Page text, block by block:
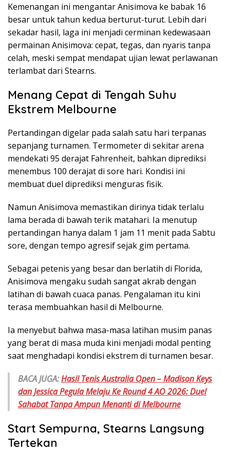
Kemenangan ini mengantar Anisimova ke babak 16
besar untuk tahun kedua berturut-turut. Lebih dari
sekadar hasil, laga ini menjadi cerminan kedewasaan
permainan Anisimova: cepat, tegas, dan nyaris tanpa
celah, meski sempat mendapat ujian lewat perlawanan
terlambat dari Stearns.
Menang Cepat di Tengah Suhu
Ekstrem Melbourne
Pertandingan digelar pada salah satu hari terpanas
sepanjang turnamen. Termometer di sekitar arena
mendekati 95 derajat Fahrenheit, bahkan diprediksi
menembus 100 derajat di sore hari. Kondisi ini
membuat duel diprediksi menguras fisik.
Namun Anisimova memastikan dirinya tidak terlalu
lama berada di bawah terik matahari. Ia menutup
pertandingan hanya dalam 1 jam 11 menit pada Sabtu
sore, dengan tempo agresif sejak gim pertama.
Sebagai petenis yang besar dan berlatih di Florida,
Anisimova mengaku sudah sangat akrab dengan
latihan di bawah cuaca panas. Pengalaman itu kini
terasa membuahkan hasil di Melbourne.
Ia menyebut bahwa masa-masa latihan musim panas
yang berat di masa muda kini menjadi modal penting
saat menghadapi kondisi ekstrem di turnamen besar.
BACA JUGA:Hasil Tenis Australia Open – Madison Keys
dan Jessica Pegula Melaju Ke Round 4 AO 2026: Duel
Sahabat Tanpa Ampun Menanti di Melbourne
Start Sempurna, Stearns Langsung
Tertekan